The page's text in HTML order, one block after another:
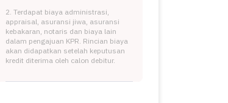
2. Terdapat biaya administrasi,
appraisal, asuransi jiwa, asuransi
kebakaran, notaris dan biaya lain
dalam pengajuan KPR. Rincian biaya
akan didapatkan setelah keputusan
kredit diterima oleh calon debitur.